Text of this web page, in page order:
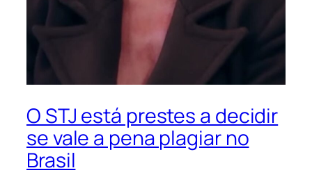
O STJ está prestes a decidir
se vale a pena plagiar no
Brasil